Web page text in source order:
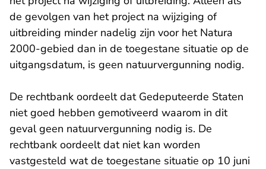
de gevolgen van het project na wijziging of
uitbreiding minder nadelig zijn voor het Natura
2000-gebied dan in de toegestane situatie op de
uitgangsdatum, is geen natuurvergunning nodig.
De rechtbank oordeelt dat Gedeputeerde Staten
niet goed hebben gemotiveerd waarom in dit
geval geen natuurvergunning nodig is. De
rechtbank oordeelt dat niet kan worden
vastgesteld wat de toegestane situatie op 10 juni